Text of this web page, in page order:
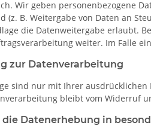
Wir geben personenbezogene
(z. B. Weitergabe von Daten an
die Datenweitergabe erlaubt.
weiter. Im Falle
zur Datenverarbeitung
sind nur mit Ihrer
bleibt vom Widerruf
Datenerhebung in